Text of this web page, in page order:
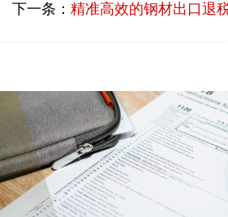
下一条： 精准高效的钢材出口退